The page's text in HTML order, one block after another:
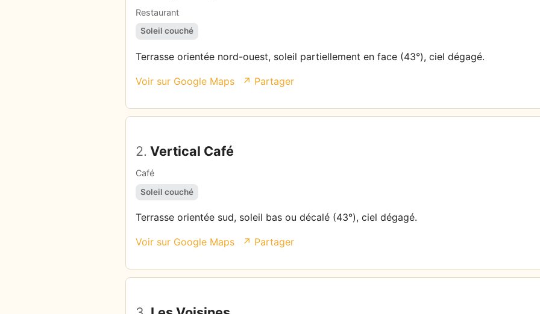
Restaurant
Soleil couché
Terrasse orientée nord-ouest, soleil partiellement en face (43°), ciel dégagé.
Voir sur Google Maps ↗ Partager
2. Vertical Café
Café
Soleil couché
Terrasse orientée sud, soleil bas ou décalé (43°), ciel dégagé.
Voir sur Google Maps ↗ Partager